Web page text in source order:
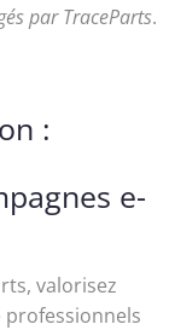
par TraceParts.
:
e-
valorisez